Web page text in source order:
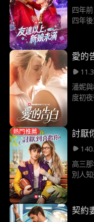
四年
四年
愛的
潘妮
度初
熱門推薦 討厭
高三
別人知道她哥是
契約